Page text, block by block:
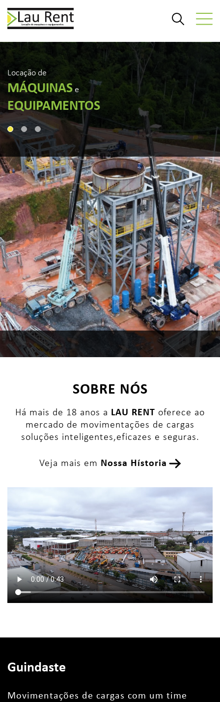
Locação de
MÁQUINAS e
EQUIPAMENTOS
SOBRE NÓS
Há mais de 18 anos a LAU RENT oferece ao
mercado de movimentações de cargas
soluções inteligentes,eficazes e seguras.
Veja mais em Nossa Hístoria
Guindaste
Movimentações de cargas com um time